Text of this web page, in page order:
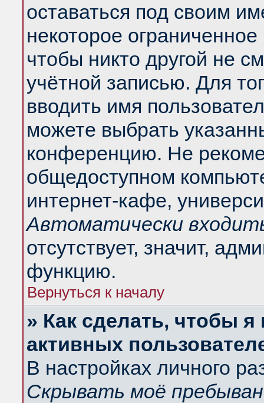
оставаться под своим
некоторое
чтобы никто другой не
учётной записью. Для
вводить имя
можете выбрать
конференцию. Не
общедоступном
интернет-кафе,
Автоматически
отсутствует, значит,
функцию.
Вернуться к началу
» Как сделать, чтобы
активных
В настройках личного
Скрывать моё